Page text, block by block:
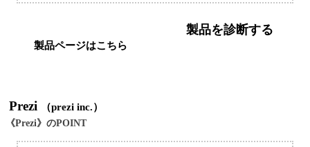
製品ページはこちら
製品を診断する
Prezi （prezi inc.）
《Prezi》のPOINT